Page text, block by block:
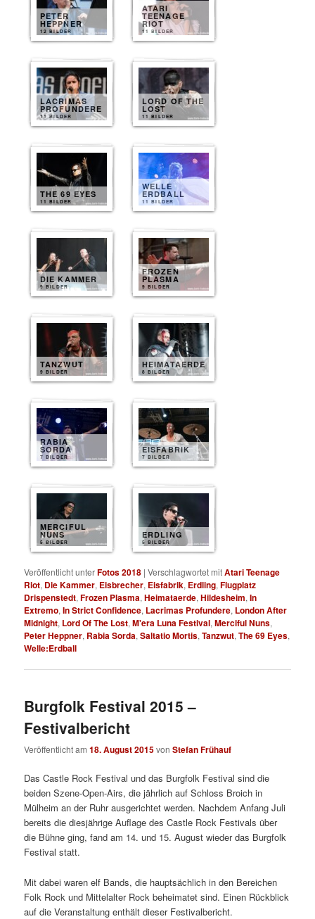
PETER
HEPPNER
12 BILDER
ATARI
TEENAGE
RIOT
11 BILDER
LACRIMAS
PROFUNDERE
11 BILDER
LORD OF THE
LOST
11 BILDER
THE 69 EYES
11 BILDER
WELLE
ERDBALL
11 BILDER
DIE KAMMER
9 BILDER
FROZEN
PLASMA
9 BILDER
TANZWUT
9 BILDER
HEIMATAERDE
8 BILDER
RABIA
SORDA
7 BILDER
EISFABRIK
7 BILDER
MERCIFUL
NUNS
5 BILDER
ERDLING
5 BILDER
Veröffentlicht unterFotos 2018 |Verschlagwortet mitAtari Teenage
Riot, Die Kammer, Eisbrecher, Eisfabrik, Erdling,Flugplatz
Drispenstedt,Frozen Plasma,Heimataerde,Hildesheim,In
Extremo,In Strict Confidence, Lacrimas Profundere, London After
Midnight, Lord Of The Lost,M'era Luna Festival,Merciful Nuns,
Peter Heppner, Rabia Sorda,Saltatio Mortis,Tanzwut,The 69 Eyes,
Welle:Erdball
Burgfolk Festival 2015 –
Festivalbericht
Veröffentlicht am18. August 2015vonStefan Frühauf
Das Castle Rock Festival und das Burgfolk Festival sind die
beiden Szene-Open-Airs, die jährlich auf Schloss Broich in
Mülheim an der Ruhr ausgerichtet werden. Nachdem Anfang Juli
bereits die diesjährige Auflage des Castle Rock Festivals über
die Bühne ging, fand am 14. und 15. August wieder das Burgfolk
Festival statt.
Mit dabei waren elf Bands, die hauptsächlich in den Bereichen
Folk Rock und Mittelalter Rock beheimatet sind. Einen Rückblick
auf die Veranstaltung enthält dieser Festivalbericht.